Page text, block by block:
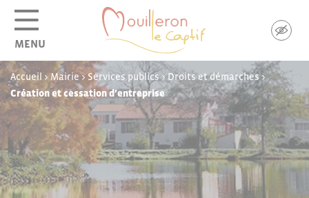
MENU
Accueil >Mairie> Services publics>Droits et démarches>
Création et cessation d’entreprise
Panneau de gestion des cookies